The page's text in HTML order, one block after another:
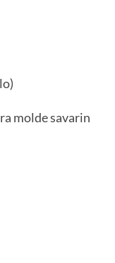
molde savarin